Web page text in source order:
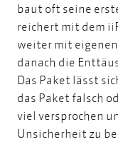
baut oft seine
reichert mit dem
weiter mit eigenen
danach die
Das Paket lässt
das Paket falsch
viel versprochen
Unsicherheit zu